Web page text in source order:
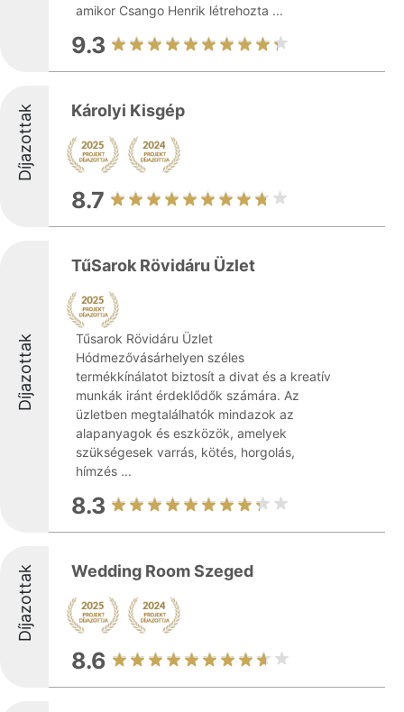
amikor Csango Henrik létrehozta ...
9.3
Díjazottak Károlyi Kisgép
8.7
Díjazottak
TűSarok Rövidáru Üzlet
Tűsarok Rövidáru Üzlet
Hódmezővásárhelyen széles
termékkínálatot biztosít a divat és a kreatív
munkák iránt érdeklődők számára. Az
üzletben megtalálhatók mindazok az
alapanyagok és eszközök, amelyek
szükségesek varrás, kötés, horgolás,
hímzés ...
8.3
Díjazottak Wedding Room Szeged
8.6